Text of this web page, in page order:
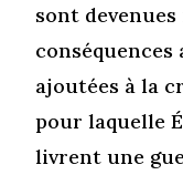
sont
ajoutées à la
pour laquelle
livrent une